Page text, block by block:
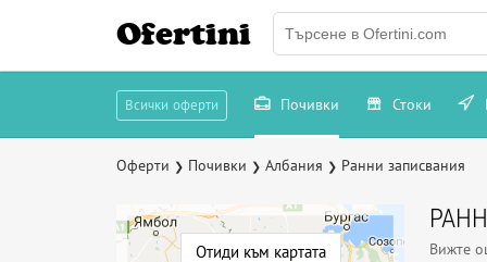
Ofertini
Всички оферти Почивки Стоки
Оферти ❯ Почивки ❯ Албания ❯ Ранни записвания
Отиди към картата Вижте